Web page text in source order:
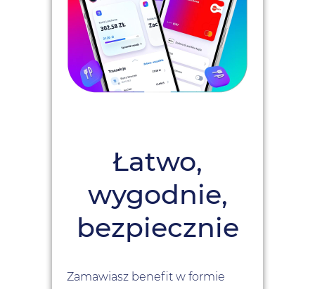
Łatwo,
wygodnie,
bezpiecznie
Zamawiasz benefit w formie